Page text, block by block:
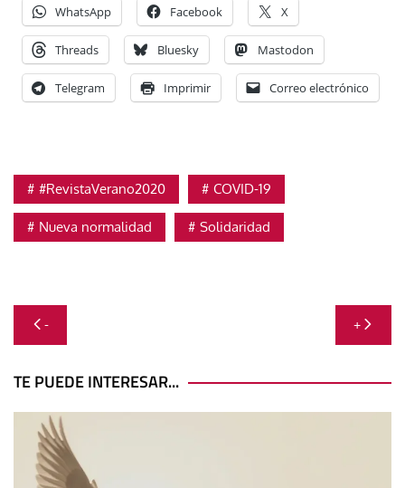
WhatsApp Facebook X
Threads Bluesky Mastodon
Telegram Imprimir Correo electrónico
#RevistaVerano2020 COVID-19
Nueva normalidad Solidaridad
Navegación
de
entradas
- +
TE PUEDE INTERESAR...